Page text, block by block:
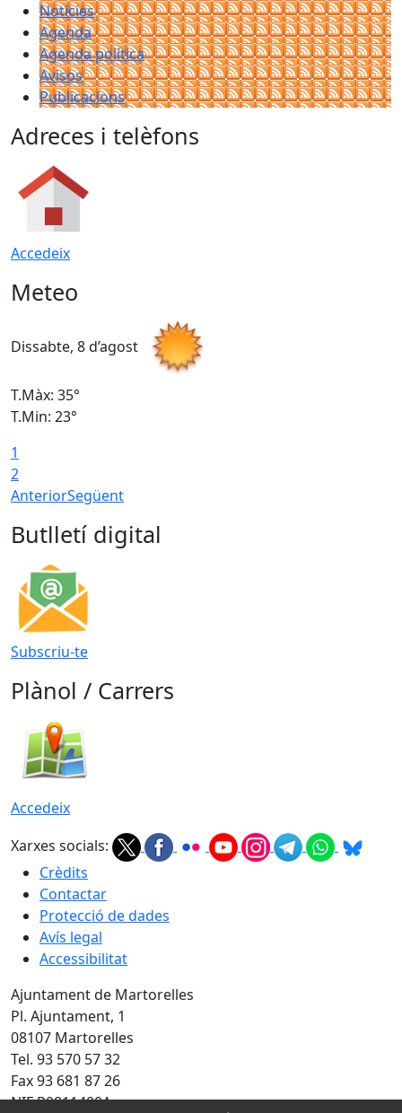
Notícies
Agenda
Agenda política
Avisos
Publicacions
Adreces i telèfons
Accedeix
Meteo
Dissabte, 8 d’agost
T.Màx: 35°
T.Min: 23°
1
2
AnteriorSegüent
Butlletí digital
Subscriu-te
Plànol / Carrers
Accedeix
Xarxes socials:
Crèdits
Contactar
Protecció de dades
Avís legal
Accessibilitat
Ajuntament de Martorelles
Pl. Ajuntament, 1
08107 Martorelles
Tel. 93 570 57 32
Fax 93 681 87 26
NIF P0811400A